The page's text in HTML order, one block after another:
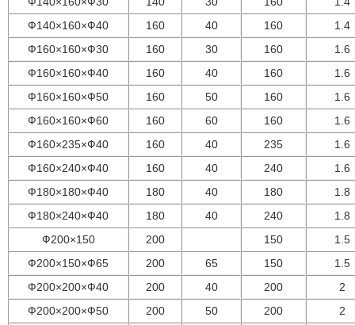
Ф140×160×Ф40
160 40 160
1.4
Ф160×160×Ф30
160 30 160
1.6
Ф160×160×Ф40
160 40 160
1.6
Ф160×160×Ф50
160 50 160
1.6
Ф160×160×Ф60
160 60 160
1.6
Ф160×235×Ф40
160 40 235
1.6
Ф160×240×Ф40
160 40 240
1.6
Ф180×180×Ф40
180 40 180
1.8
Ф180×240×Ф40
180 40 240
1.8
Ф200×150
200 150
1.5
Ф200×150×Ф65
200 65 150
1.5
Ф200×200×Ф40
200 40 200
2
Ф200×200×Ф50
200 50 200
2